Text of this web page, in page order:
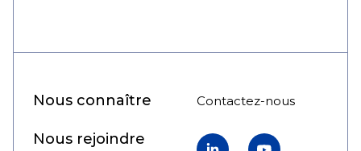
Nous connaître
Nous rejoindre
Contactez-nous
LinkedInYouTube